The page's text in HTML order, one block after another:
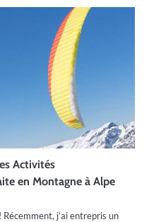
Activités
en Montagne à Alpe
j’ai entrepris un